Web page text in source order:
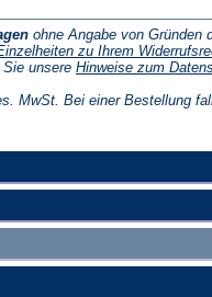
ohne Angabe von Gründen
zu Ihrem
unsere Hinweise zum
MwSt. Bei einer Bestellung